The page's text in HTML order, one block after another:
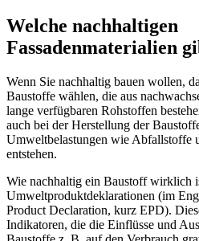
Welche nachhaltigen
Fassadenmaterialien
Wenn Sie nachhaltig bauen wollen,
Baustoffe wählen, die aus
lange verfügbaren Rohstoffen
auch bei der Herstellung der
Umweltbelastungen wie Abfallstoffe
entstehen.
Wie nachhaltig ein Baustoff wirklich
Umweltproduktdeklarationen (im
Product Declaration, kurz EPD).
Indikatoren, die die Einflüsse und